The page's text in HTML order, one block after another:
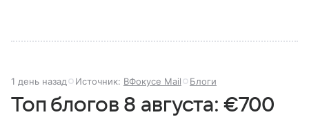
1 день назад Источник: ВФокусе Mail Блоги
Топ блогов 8 августа: €700